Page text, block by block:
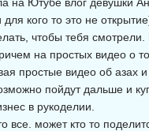
для кого то это не
чтобы тебя
на простых видео о
простые видео об
пойдут дальше и
в рукоделии.
все. может кто то